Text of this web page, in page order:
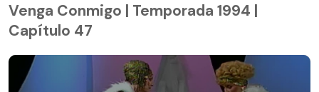
Venga Conmigo | Temporada 1994 |
Capítulo 47